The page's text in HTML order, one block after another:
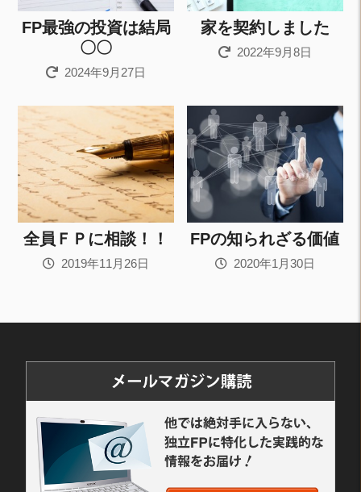
FP最強の投資は結局
〇〇
2024年9月27日
家を契約しました
2022年9月8日
全員ＦＰに相談！！
2019年11月26日
FPの知られざる価値
2020年1月30日